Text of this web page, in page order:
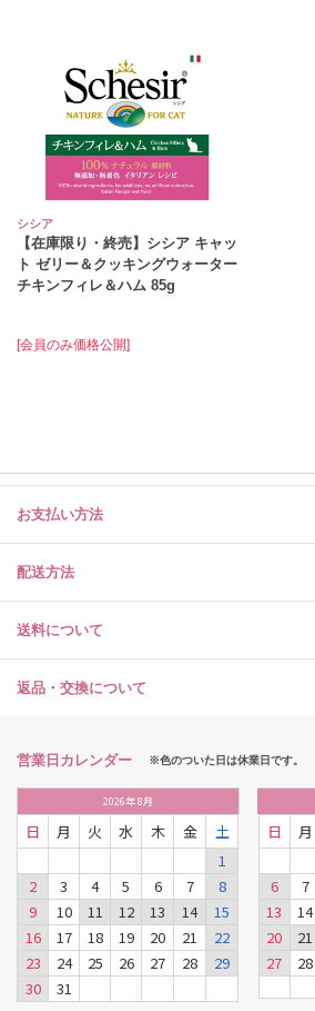
シシア
【在庫限り・終売】シシア キャッ
ト ゼリー＆クッキングウォーター
チキンフィレ＆ハム 85g
[会員のみ価格公開]
お支払い方法
配送方法
送料について
返品・交換について
営業日カレンダー ※色のついた日は休業日です。
2026年8月
日 月 火 水 木 金
土
1
2
3 4 5 6 7
8
9
10 11 12 13 14
15
16
17 18 19 20 21
22
23
24 25 26 27 28
29
30
31
日 月
6
7
13
14
20
21
27
28